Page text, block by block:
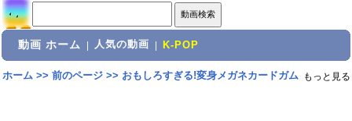
動画 ホーム 人気の動画 K-POP
ホーム>> 前のページ>> おもしろすぎる!変身メガネカードガム もっと見る